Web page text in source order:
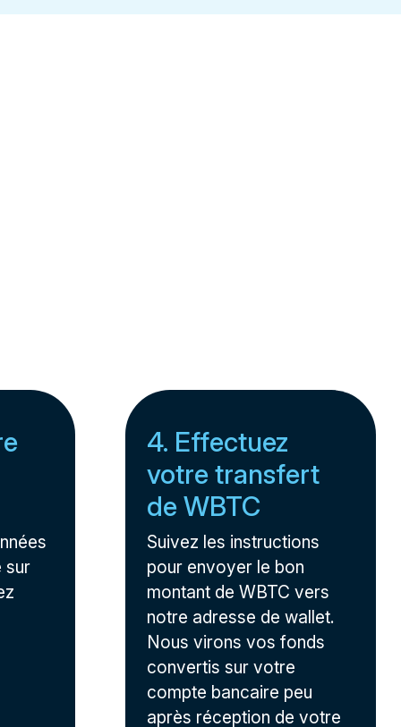
sur
4. Effectuez
votre transfert
de WBTC
Suivez les instructions
pour envoyer le bon
montant de WBTC vers
notre adresse de wallet.
Nous virons vos fonds
convertis sur votre
compte bancaire peu
après réception de votre